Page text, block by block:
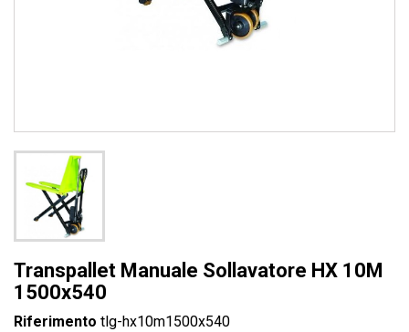
Transpallet Manuale Sollavatore HX 10M
1500x540
Riferimento tlg-hx10m1500x540